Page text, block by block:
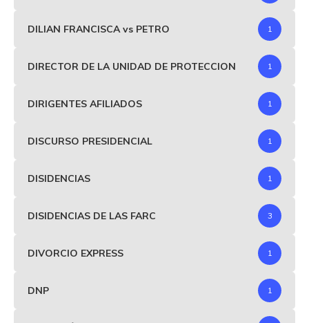
DILIAN FRANCISCA vs PETRO 1
DIRECTOR DE LA UNIDAD DE PROTECCION 1
DIRIGENTES AFILIADOS 1
DISCURSO PRESIDENCIAL 1
DISIDENCIAS 1
DISIDENCIAS DE LAS FARC 3
DIVORCIO EXPRESS 1
DNP 1